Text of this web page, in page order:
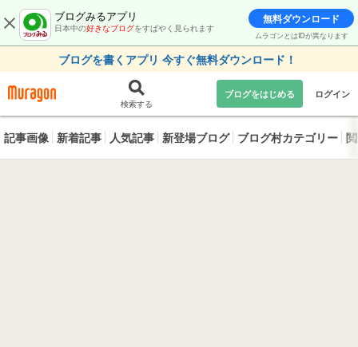
ブログみるアプリ
日本中の好きなブログをすばやく見られます
無料ダウンロード
ムラゴンとはIDが異なります
ブログを書くアプリ 今すぐ無料ダウンロード！
検索する
ブログをはじめる ログイン
記事画像 新着記事 人気記事 新登場ブログ ブログ村カテゴリー